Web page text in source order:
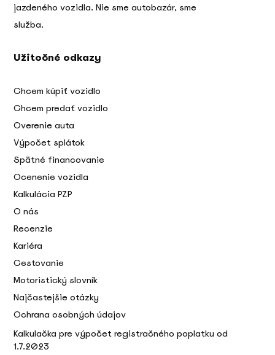
jazdeného vozidla. Nie sme autobazár, sme
služba.
Užitočné odkazy
Chcem kúpiť vozidlo
Chcem predať vozidlo
Overenie auta
Výpočet splátok
Spätné financovanie
Ocenenie vozidla
Kalkulácia PZP
O nás
Recenzie
Kariéra
Cestovanie
Motoristický slovník
Najčastejšie otázky
Ochrana osobných údajov
Kalkulačka pre výpočet registračného poplatku od
1.7.2023